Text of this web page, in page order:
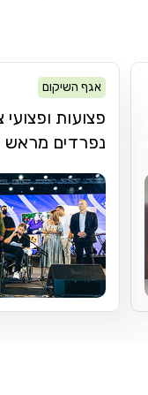
אגף השיקום
פצועות
נפרדים מראש